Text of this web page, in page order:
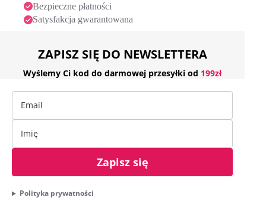
Bezpieczne płatności
Satysfakcja gwarantowana
ZAPISZ SIĘ DO NEWSLETTERA
Wyślemy Ci kod do darmowej przesyłki od 199zł
Zapisz się
Polityka prywatności